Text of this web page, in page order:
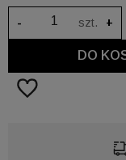
szt. +
-
DO